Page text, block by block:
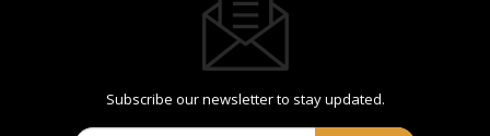
Subscribe our newsletter to stay updated.